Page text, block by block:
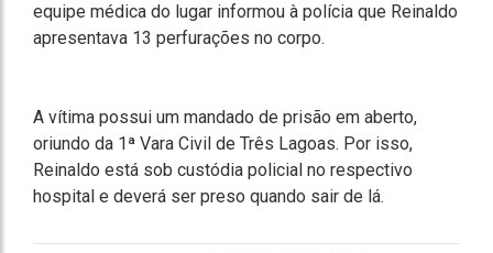
equipe médica do lugar informou à polícia que Reinaldo
apresentava 13 perfurações no corpo.
A vítima possui um mandado de prisão em aberto,
oriundo da 1ª Vara Civil de Três Lagoas. Por isso,
Reinaldo está sob custódia policial no respectivo
hospital e deverá ser preso quando sair de lá.